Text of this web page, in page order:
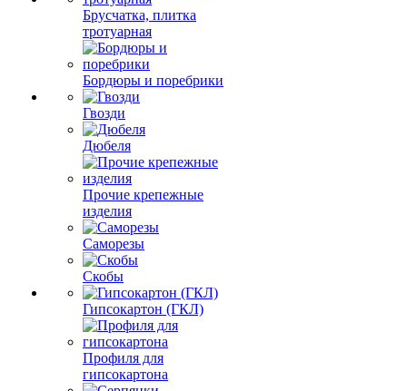
Брусчатка, плитка
тротуарная
Бордюры и поребрики
Гвозди
Дюбеля
Прочие крепежные
изделия
Саморезы
Скобы
Гипсокартон (ГКЛ)
Профиля для
гипсокартона